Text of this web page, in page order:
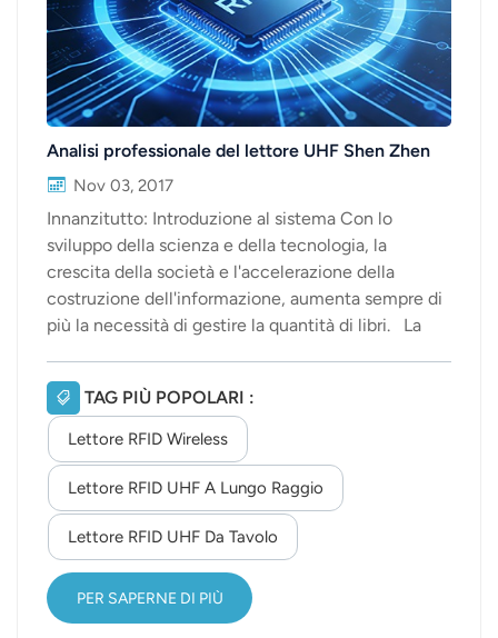
Analisi professionale del lettore UHF Shen Zhen
Nov 03, 2017
Innanzitutto: Introduzione al sistema Con lo
sviluppo della scienza e della tecnologia, la
crescita della società e l'accelerazione della
costruzione dell'informazione, aumenta sempre di
più la necessità di gestire la quantità di libri. La
tradizionale dei libri con la tecnologia RFID più
avanzata, dando vita a un sistema di gestione dei
libri RFID più intelligente. Grazie ai dispositivi RFID
UHF, è possibile migliorare l'efficacia della
gestione e aumentare il tasso di prestito; inoltre, si
riduce il personale addetto alla gestione; si
semplificano le procedure di prestito e
restituzione per i lettori e si ottimizza l'inventario e
la gestione dei libri. Secondo: sistema combinato
Sistema...
TAG PIÙ POPOLARI :
Lettore RFID Wireless
Lettore RFID UHF A Lungo Raggio
Lettore RFID UHF Da Tavolo
PER SAPERNE DI PIÙ